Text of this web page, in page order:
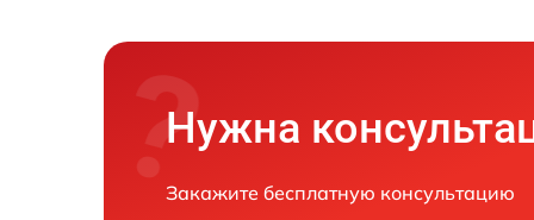
Нужна
Закажите бесплатную консультацию